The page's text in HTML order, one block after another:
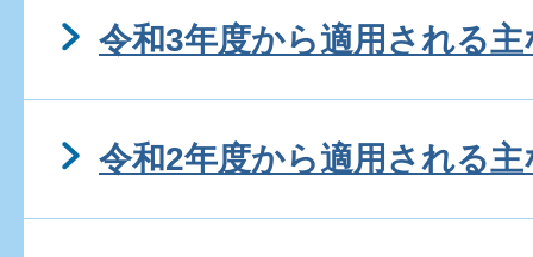
令和3年度から適用される主
令和2年度から適用される主